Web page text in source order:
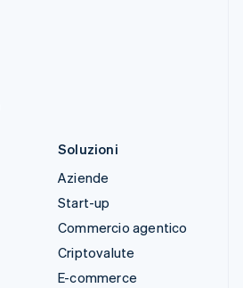
Soluzioni
Aziende
Start-up
Commercio agentico
Criptovalute
E-commerce